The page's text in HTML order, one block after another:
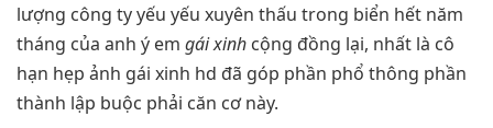
lượng công ty yếu yếu xuyên thấu trong biển hết năm
tháng của anh ý em gái xinh cộng đồng lại, nhất là cô
hạn hẹp ảnh gái xinh hd đã góp phần phổ thông phần
thành lập buộc phải căn cơ này.